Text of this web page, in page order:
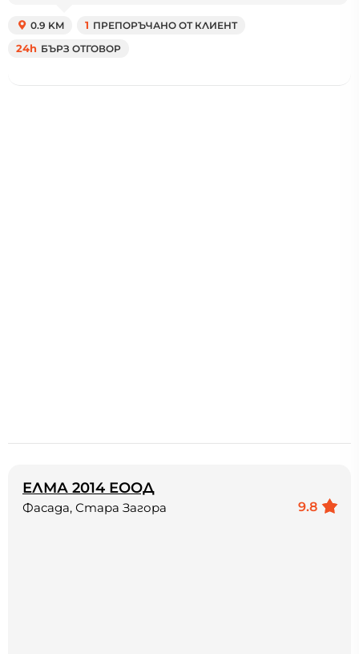
0.9 KM 1 ПРЕПОРЪЧАНО ОТ КЛИЕНТ
24h БЪРЗ ОТГОВОР
ЕЛМА 2014 ЕООД
9.8
Фасада, Стара Загора